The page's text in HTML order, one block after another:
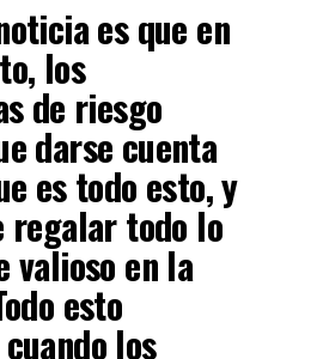
es que en
los
de riesgo
darse cuenta
es todo esto, y
regalar todo lo
valioso en la
esto
los